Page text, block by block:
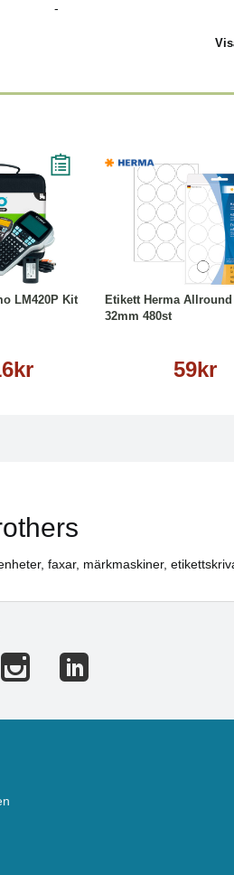
-
LM420P Kit
Läs mer
Etikett Herma
32mm 480st
59kr
Köp
faxar, märkmaskiner,